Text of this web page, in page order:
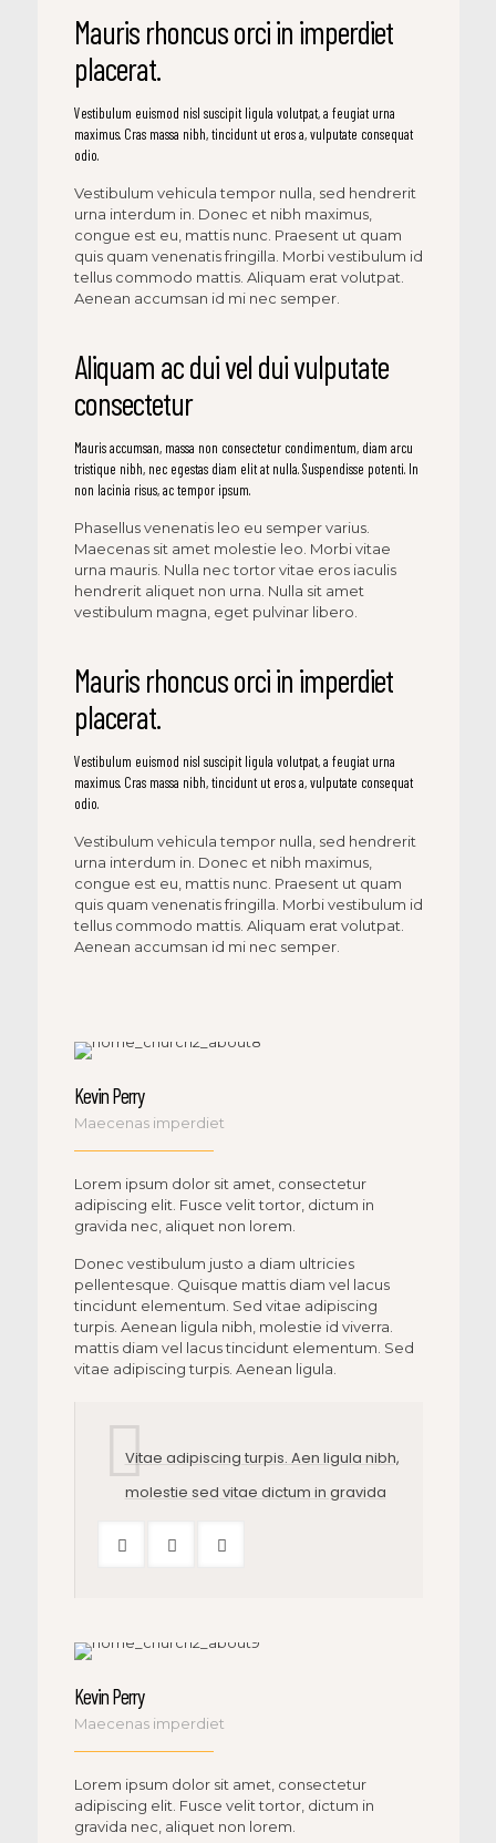
Mauris rhoncus orci in imperdiet
placerat.
Vestibulum euismod nisl suscipit ligula volutpat, a feugiat urna
maximus. Cras massa nibh, tincidunt ut eros a, vulputate consequat
odio.
Vestibulum vehicula tempor nulla, sed hendrerit
urna interdum in. Donec et nibh maximus,
congue est eu, mattis nunc. Praesent ut quam
quis quam venenatis fringilla. Morbi vestibulum id
tellus commodo mattis. Aliquam erat volutpat.
Aenean accumsan id mi nec semper.
Aliquam ac dui vel dui vulputate
consectetur
Mauris accumsan, massa non consectetur condimentum, diam arcu
tristique nibh, nec egestas diam elit at nulla. Suspendisse potenti. In
non lacinia risus, ac tempor ipsum.
Phasellus venenatis leo eu semper varius.
Maecenas sit amet molestie leo. Morbi vitae
urna mauris. Nulla nec tortor vitae eros iaculis
hendrerit aliquet non urna. Nulla sit amet
vestibulum magna, eget pulvinar libero.
Mauris rhoncus orci in imperdiet
placerat.
Vestibulum euismod nisl suscipit ligula volutpat, a feugiat urna
maximus. Cras massa nibh, tincidunt ut eros a, vulputate consequat
odio.
Vestibulum vehicula tempor nulla, sed hendrerit
urna interdum in. Donec et nibh maximus,
congue est eu, mattis nunc. Praesent ut quam
quis quam venenatis fringilla. Morbi vestibulum id
tellus commodo mattis. Aliquam erat volutpat.
Aenean accumsan id mi nec semper.
Kevin Perry
Maecenas imperdiet
Lorem ipsum dolor sit amet, consectetur
adipiscing elit. Fusce velit tortor, dictum in
gravida nec, aliquet non lorem.
Donec vestibulum justo a diam ultricies
pellentesque. Quisque mattis diam vel lacus
tincidunt elementum. Sed vitae adipiscing
turpis. Aenean ligula nibh, molestie id viverra.
mattis diam vel lacus tincidunt elementum. Sed
vitae adipiscing turpis. Aenean ligula.
Vitae adipiscing turpis. Aen ligula nibh,
molestie sed vitae dictum in gravida
Kevin Perry
Maecenas imperdiet
Lorem ipsum dolor sit amet, consectetur
adipiscing elit. Fusce velit tortor, dictum in
gravida nec, aliquet non lorem.